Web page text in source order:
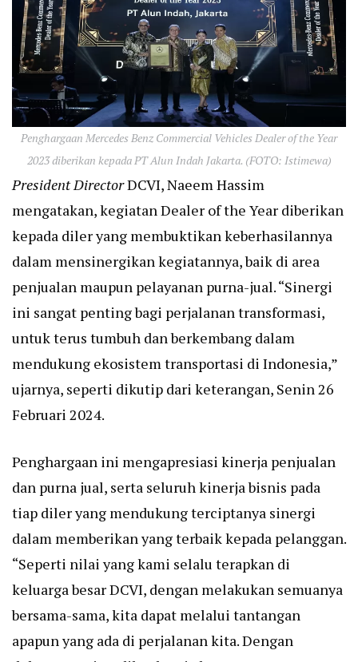
Penghargaan Mercedes Benz Commercial Vehicles Dealer of the Year
2023 diberikan kepada PT Alun Indah Jakarta. (FOTO: Istimewa)
President DirectorDCVI, Naeem Hassim
mengatakan, kegiatan Dealer of the Year diberikan
kepada diler yang membuktikan keberhasilannya
dalam mensinergikan kegiatannya, baik di area
penjualan maupun pelayanan purna-jual. “Sinergi
ini sangat penting bagi perjalanan transformasi,
untuk terus tumbuh dan berkembang dalam
mendukung ekosistem transportasi di Indonesia,”
ujarnya, seperti dikutip dari keterangan, Senin 26
Februari 2024.
Penghargaan ini mengapresiasi kinerja penjualan
dan purna jual, serta seluruh kinerja bisnis pada
tiap diler yang mendukung terciptanya sinergi
dalam memberikan yang terbaik kepada pelanggan.
“Seperti nilai yang kami selalu terapkan di
keluarga besar DCVI, dengan melakukan semuanya
bersama-sama, kita dapat melalui tantangan
apapun yang ada di perjalanan kita. Dengan